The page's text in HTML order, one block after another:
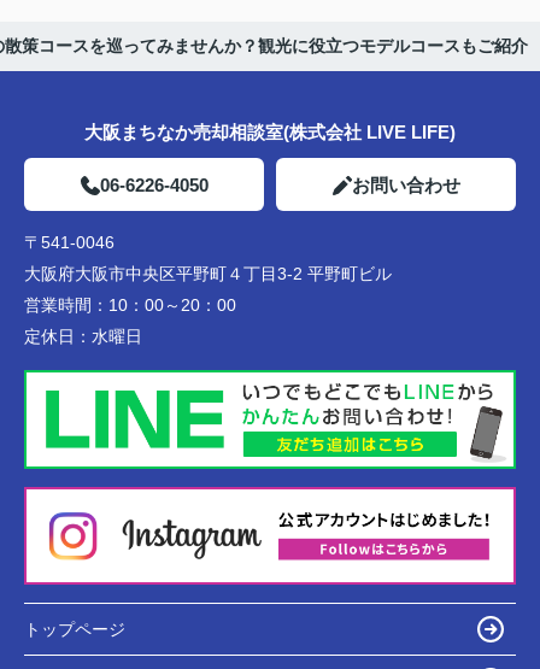
策コースを巡ってみませんか？観光に役立つモデルコースもご紹介
大阪まちなか売却相談室(株式会社 LIVE LIFE)
06-6226-4050 お問い合わせ
〒541-0046
大阪府大阪市中央区平野町４丁目3-2 平野町ビル
営業時間： 10：00～20：00
定休日： 水曜日
トップページ